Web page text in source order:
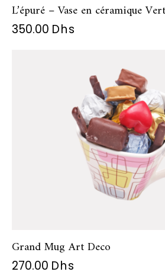
L’épuré – Vase en céramique
350.00 Dhs
Grand Mug Art Deco
270.00 Dhs